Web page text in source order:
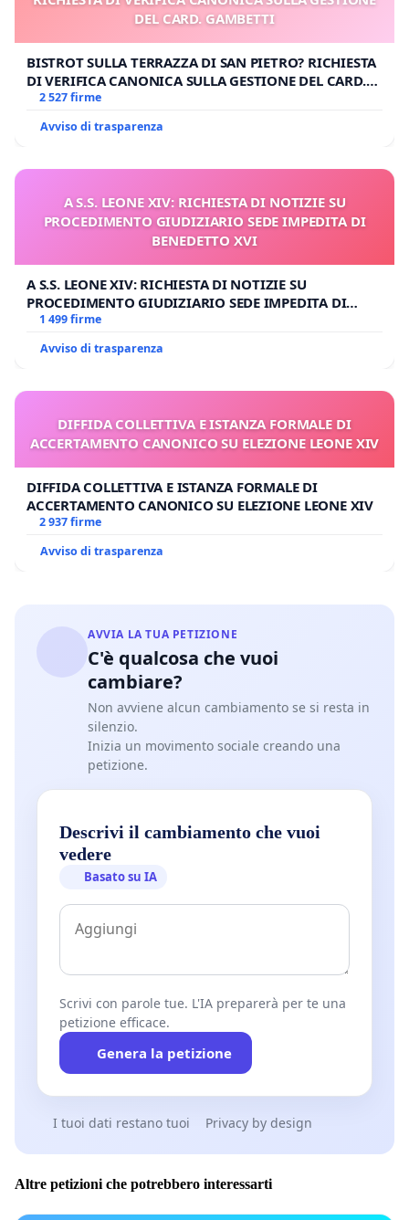
DEL CARD. GAMBETTI
BISTROT SULLA TERRAZZA DI SAN PIETRO? RICHIESTA
DI VERIFICA CANONICA SULLA GESTIONE DEL CARD.
GAMBETTI
2 527 firme
Avviso di trasparenza
A S.S. LEONE XIV: RICHIESTA DI NOTIZIE SU
PROCEDIMENTO GIUDIZIARIO SEDE IMPEDITA DI
BENEDETTO XVI
A S.S. LEONE XIV: RICHIESTA DI NOTIZIE SU
PROCEDIMENTO GIUDIZIARIO SEDE IMPEDITA DI
BENEDETTO XVI
1 499 firme
Avviso di trasparenza
DIFFIDA COLLETTIVA E ISTANZA FORMALE DI
ACCERTAMENTO CANONICO SU ELEZIONE LEONE XIV
DIFFIDA COLLETTIVA E ISTANZA FORMALE DI
ACCERTAMENTO CANONICO SU ELEZIONE LEONE XIV
2 937 firme
Avviso di trasparenza
AVVIA LA TUA PETIZIONE
C'è qualcosa che vuoi
cambiare?
Non avviene alcun cambiamento se si resta in
silenzio.
Inizia un movimento sociale creando una
petizione.
Descrivi il cambiamento che vuoi
vedere
Basato su IA
Scrivi con parole tue. L'IA preparerà per te una
petizione efficace.
Genera la petizione
I tuoi dati restano tuoi Privacy by design
Altre petizioni che potrebbero interessarti